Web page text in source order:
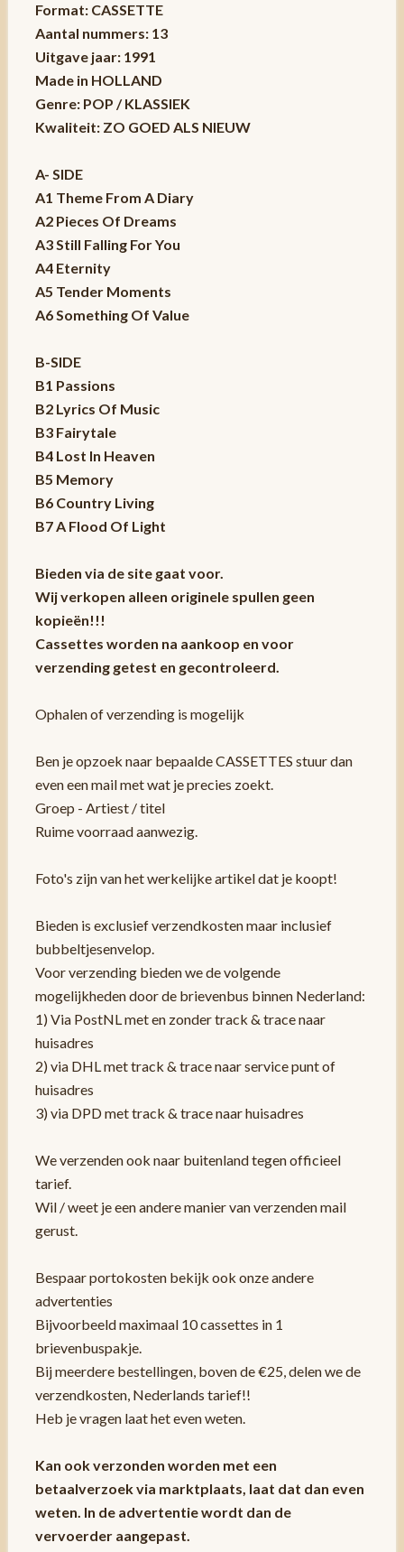
Format: CASSETTE
Aantal nummers: 13
Uitgave jaar: 1991
Made in HOLLAND
Genre: POP / KLASSIEK
Kwaliteit: ZO GOED ALS NIEUW
A- SIDE
A1 Theme From A Diary
A2 Pieces Of Dreams
A3 Still Falling For You
A4 Eternity
A5 Tender Moments
A6 Something Of Value
B-SIDE
B1 Passions
B2 Lyrics Of Music
B3 Fairytale
B4 Lost In Heaven
B5 Memory
B6 Country Living
B7 A Flood Of Light
Bieden via de site gaat voor.
Wij verkopen alleen originele spullen geen
kopieën!!!
Cassettes worden na aankoop en voor
verzending getest en gecontroleerd.
Ophalen of verzending is mogelijk
Ben je opzoek naar bepaalde CASSETTES stuur dan
even een mail met wat je precies zoekt.
Groep - Artiest / titel
Ruime voorraad aanwezig.
Foto's zijn van het werkelijke artikel dat je koopt!
Bieden is exclusief verzendkosten maar inclusief
bubbeltjesenvelop.
Voor verzending bieden we de volgende
mogelijkheden door de brievenbus binnen Nederland:
1) Via PostNL met en zonder track & trace naar
huisadres
2) via DHL met track & trace naar service punt of
huisadres
3) via DPD met track & trace naar huisadres
We verzenden ook naar buitenland tegen officieel
tarief.
Wil / weet je een andere manier van verzenden mail
gerust.
Bespaar portokosten bekijk ook onze andere
advertenties
Bijvoorbeeld maximaal 10 cassettes in 1
brievenbuspakje.
Bij meerdere bestellingen, boven de €25, delen we de
verzendkosten, Nederlands tarief!!
Heb je vragen laat het even weten.
Kan ook verzonden worden met een
betaalverzoek via marktplaats, laat dat dan even
weten. In de advertentie wordt dan de
vervoerder aangepast.